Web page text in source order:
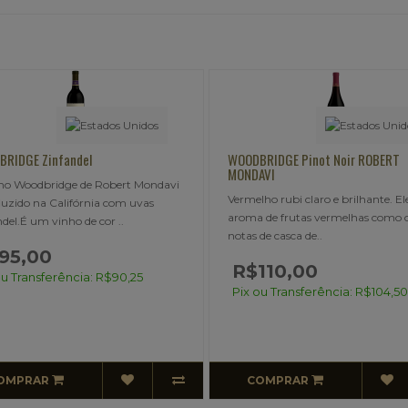
Pinot Noir ROBERT
rubi claro e brilhante. Elegante
de frutas vermelhas como cereja,
COMPRAR
REDWOOD CREEK Merlot
Merlot com aromas de cereja,
cereja negra, sobre notas de
baunilha. Em boca é ..
ESGOTADO